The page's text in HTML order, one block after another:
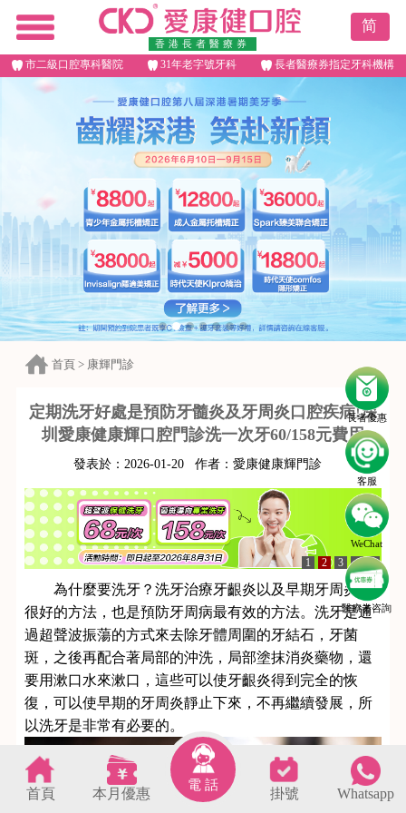
香港長者醫療券
简
市二級口腔專科醫院 31年老字號牙科 長者醫療券指定牙科機構
長者優惠
客服
WeChat
醫療劵咨詢
首頁 > 康輝門診
定期洗牙好處是預防牙髓炎及牙周炎口腔疾病!深
圳愛康健康輝口腔門診洗一次牙60/158元費用
發表於： 2026-01-20 作者： 愛康健康輝門診
1 2 3 4 5
為什麼要洗牙？洗牙治療牙齦炎以及早期牙周炎的
很好的方法，也是預防牙周病最有效的方法。洗牙是通
過超聲波振蕩的方式來去除牙體周圍的牙結石，牙菌
斑，之後再配合著局部的沖洗，局部塗抹消炎藥物，還
要用漱口水來漱口，這些可以使牙齦炎得到完全的恢
復，可以使早期的牙周炎靜止下來，不再繼續發展，所
以洗牙是非常有必要的。
首頁 本月優惠
電 話
掛號 Whatsapp